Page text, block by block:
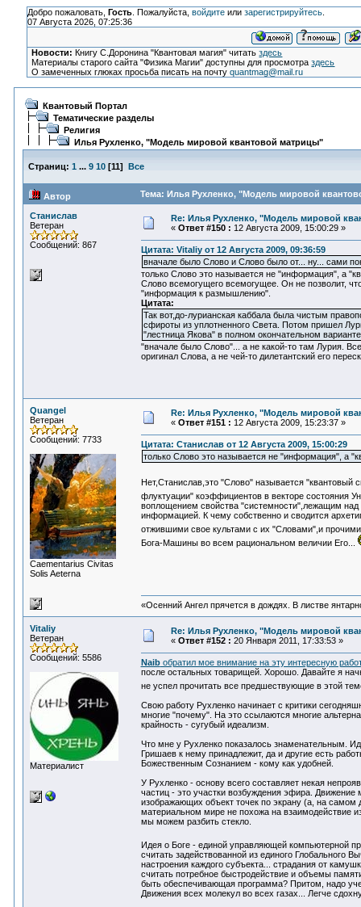
Добро пожаловать, Гость. Пожалуйста, войдитеили зарегистрируйтесь.
07 Августа 2026, 07:25:36
Новости: Книгу С.Доронина "Квантовая магия" читатьздесь
Материалы старого сайта "Физика Магии" доступны для просмотраздесь
О замеченных глюках просьба писать на почтуquantmag@mail.ru
Квантовый Портал
Тематические разделы
Религия
Илья Рухленко, "Модель мировой квантовой матрицы"
Страниц: 1 ... 9 10[11] Все
Автор Тема: Илья Рухленко, "Модель мировой
Станислав
Ветеран
Сообщений: 867
Re: Илья Рухленко, "Модель мировой
« Ответ #150 : 12 Августа 2009, 15:00:29 »
Цитата: Vitaliy от 12 Августа 2009, 09:36:59
вначале было Слово и Слово было от... ну... сами
только Слово это называется не "информация", а
Слово всемогущего всемогущее. Он не позволит,
"информация к размышлению".
Цитата:
Так вот,до-лурианская каббала была чистым
сфироты из уплотненного Света. Потом пришел
"лестница Якова" в полном окончательном варианте
"вначале было Слово"... а не какой-то там Лурия.
оригинал Слова, а не чей-то дилетантский его
Quangel
Ветеран
Сообщений: 7733
Сaementarius Civitas
Solis Aeterna
Re: Илья Рухленко, "Модель мировой
« Ответ #151 : 12 Августа 2009, 15:23:37 »
Цитата: Станислав от 12 Августа 2009, 15:00:29
только Слово это называется не "информация", а
Нет,Станислав,это "Слово" называется
флуктуации" коэффициентов в векторе состояния
воплощением свойства "системности",лежащим над
информацией. К чему собственно и сводится
отжившими свое культами с их "Словами",и
Бога-Машины во всем рациональном величии Его...
«Осенний Ангел прячется в дождях. В листве
Vitaliy
Ветеран
Сообщений: 5586
Материалист
Re: Илья Рухленко, "Модель мировой
« Ответ #152 : 20 Января 2011, 17:33:53 »
Naibобратил мое внимание на эту интересную
после остальных товарищей. Хорошо. Давайте я
не успел прочитать все предшествующие в этой
Свою работу Рухленко начинает с критики
многие "почему". На это ссылаются многие
крайность - сугубый идеализм.
Что мне у Рухленко показалось знаменательным.
Гришаев к нему принадлежит, да и другие есть
Божественным Сознанием - кому как удобней.
У Рухленко - основу всего составляет некая
частиц - это участки возбуждения эфира. Движение
изображающих объект точек по экрану (а, на самом
материальном мире не похожа на взаимодействие
мы можем разбить стекло.
Идея о Боге - единой управляющей компьютерной
считать задействованной из единого Глобального
настроения каждого субъекта... страдания от
считать потребное быстродействие и объемы
быть обеспечивающая программа? Притом, надо
Движения всех молекул во всех газах... Легче